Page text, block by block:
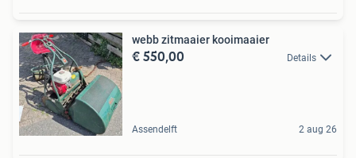
webb zitmaaier kooimaaier
€ 550,00 Details
Assendelft 2 aug 26